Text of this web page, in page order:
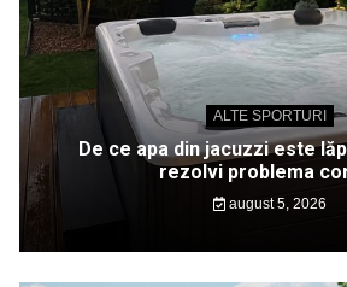
ALTE SPORTURI
De ce apa din jacuzzi este
rezolvi problema
august 5, 2026